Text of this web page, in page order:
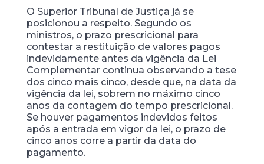
O Superior Tribunal de Justiça já se
posicionou a respeito. Segundo os
ministros, o prazo prescricional para
contestar a restituição de valores pagos
indevidamente antes da vigência da Lei
Complementar continua observando a tese
dos cinco mais cinco, desde que, na data da
vigência da lei, sobrem no máximo cinco
anos da contagem do tempo prescricional.
Se houver pagamentos indevidos feitos
após a entrada em vigor da lei, o prazo de
cinco anos corre a partir da data do
pagamento.